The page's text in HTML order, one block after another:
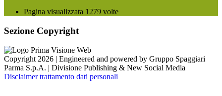
Pagina visualizzata 1279 volte
Sezione Copyright
Copyright 2026 | Engineered and powered by Gruppo Spaggiari
Parma S.p.A. | Divisione Publishing & New Social Media
Disclaimer trattamento dati personali